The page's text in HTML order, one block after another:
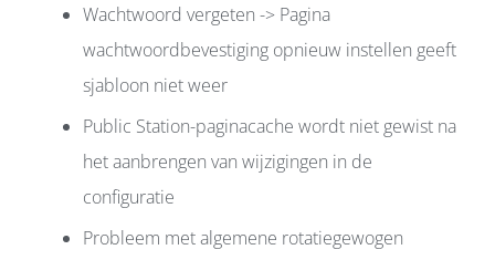
Wachtwoord vergeten -> Pagina
wachtwoordbevestiging opnieuw instellen geeft
sjabloon niet weer
Public Station-paginacache wordt niet gewist na
het aanbrengen van wijzigingen in de
configuratie
Probleem met algemene rotatiegewogen